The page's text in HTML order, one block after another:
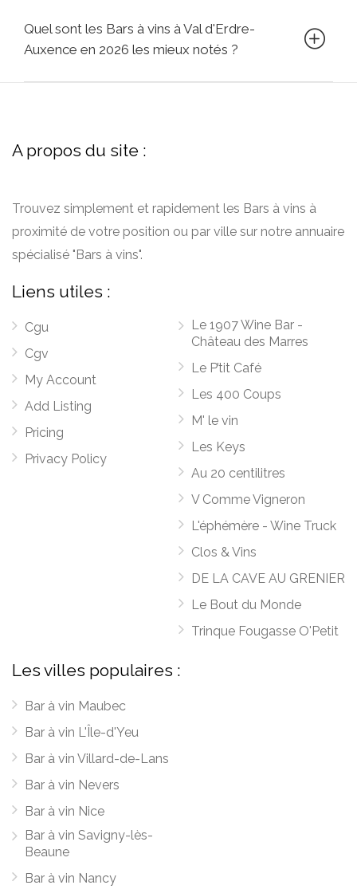
Quel sont les Bars à vins à Val d'Erdre-
Auxence en 2026 les mieux notés ?
A propos du site :
Trouvez simplement et rapidement les Bars à vins à
proximité de votre position ou par ville sur notre annuaire
spécialisé "Bars à vins".
Liens utiles :
Cgu
Cgv
My Account
Add Listing
Pricing
Privacy Policy
Le 1907 Wine Bar -
Château des Marres
Le P’tit Café
Les 400 Coups
M' le vin
Les Keys
Au 20 centilitres
V Comme Vigneron
L'éphémère - Wine Truck
Clos & Vins
DE LA CAVE AU GRENIER
Le Bout du Monde
Trinque Fougasse O'Petit
Les villes populaires :
Bar à vin Maubec
Bar à vin L'Île-d'Yeu
Bar à vin Villard-de-Lans
Bar à vin Nevers
Bar à vin Nice
Bar à vin Savigny-lès-
Beaune
Bar à vin Nancy